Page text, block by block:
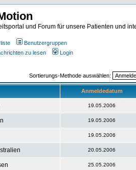
und Forum für unsere Patienten und
Benutzergruppen
zu lesen Login
Sortierungs-Methode auswählen:
Anmeldedatum
19.05.2006
19.05.2006
19.05.2006
20.05.2006
25.05.2006